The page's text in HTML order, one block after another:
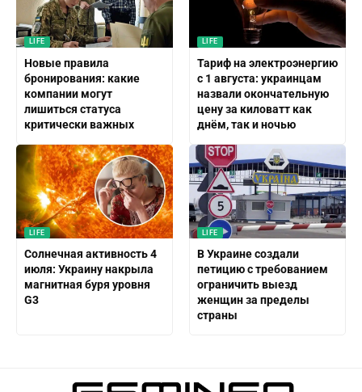
LIFE
Новые правила
бронирования: какие
компании могут
лишиться статуса
критически важных
LIFE
Тариф на электроэнергию
с 1 августа: украинцам
назвали окончательную
цену за киловатт как
днём, так и ночью
LIFE
Солнечная активность 4
июля: Украину накрыла
магнитная буря уровня
G3
LIFE
В Украине создали
петицию с требованием
ограничить выезд
женщин за пределы
страны